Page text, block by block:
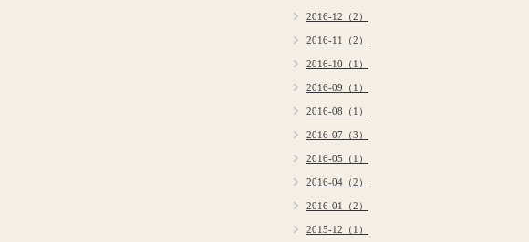
2016-12（2）
2016-11（2）
2016-10（1）
2016-09（1）
2016-08（1）
2016-07（3）
2016-05（1）
2016-04（2）
2016-01（2）
2015-12（1）